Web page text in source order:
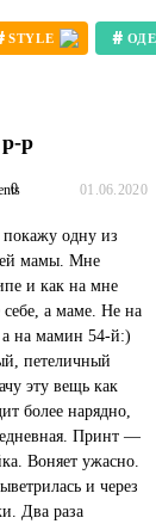
STYLE #
р
0 01.06.2020
одну из
мамы. Мне
и как на мне
а маме. Не на
на мамин 54-й:)
петеличный
эту вещь как
более нарядно,
Принт —
Воняет ужасно.
и через
Два раза